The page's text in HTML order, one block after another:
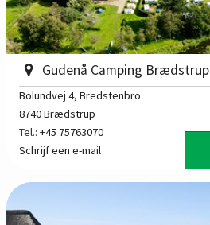
Gudenå Camping Brædstrup
Bolundvej 4, Bredstenbro
8740 Brædstrup
Tel.: +45 75763070
Schrijf een e-mail